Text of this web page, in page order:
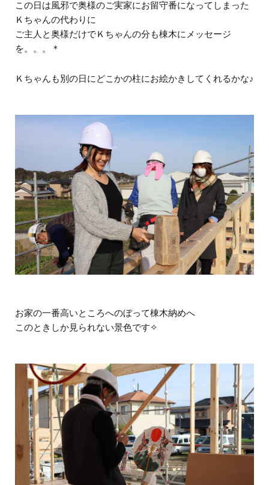
この日は風邪で奥様のご実家にお留守番になってしまった
Ｋちゃんの代わりに
ご主人と奥様だけでＫちゃんの分も棟木にメッセージ
を。。。＊
Ｋちゃんも別の日にどこかの柱にお絵かきしてくれるかな♪
お家の一番高いところへのぼって棟木納めへ
このときしか見られない景色です✧